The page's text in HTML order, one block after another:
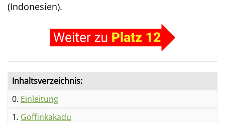
(Indonesien).
Inhaltsverzeichnis:
0. Einleitung
1. Goffinkakadu